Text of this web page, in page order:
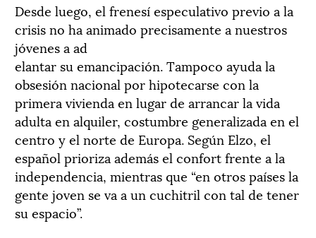
Desde luego, el frenesí especulativo previo a la
crisis no ha animado precisamente a nuestros
jóvenes a ad
elantar su emancipación. Tampoco ayuda la
obsesión nacional por hipotecarse con la
primera vivienda en lugar de arrancar la vida
adulta en alquiler, costumbre generalizada en el
centro y el norte de Europa. Según Elzo, el
español prioriza además el confort frente a la
independencia, mientras que “en otros países la
gente joven se va a un cuchitril con tal de tener
su espacio”.